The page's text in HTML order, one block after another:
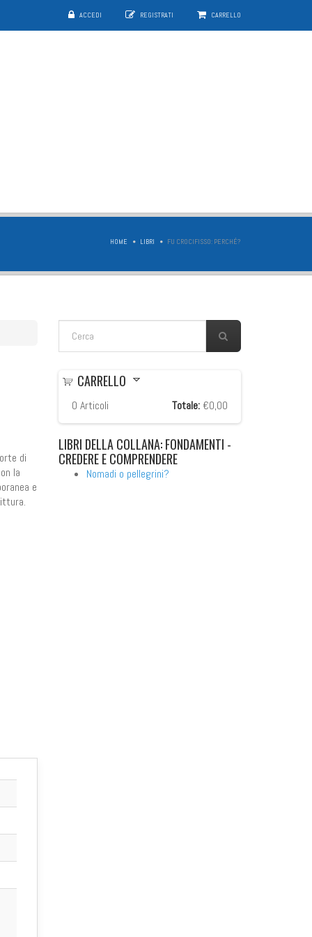
ACCEDI REGISTRATI CARRELLO
HOME LIBRI FU CROCIFISSO: PERCHÉ?
FORM DI RICERCA
di
la
e
CARRELLO
0 Articoli Totale: €0,00
LIBRI DELLA COLLANA: FONDAMENTI -
CREDERE E COMPRENDERE
Nomadi o pellegrini?